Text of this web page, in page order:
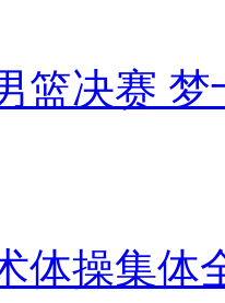
篮决赛
体操集体